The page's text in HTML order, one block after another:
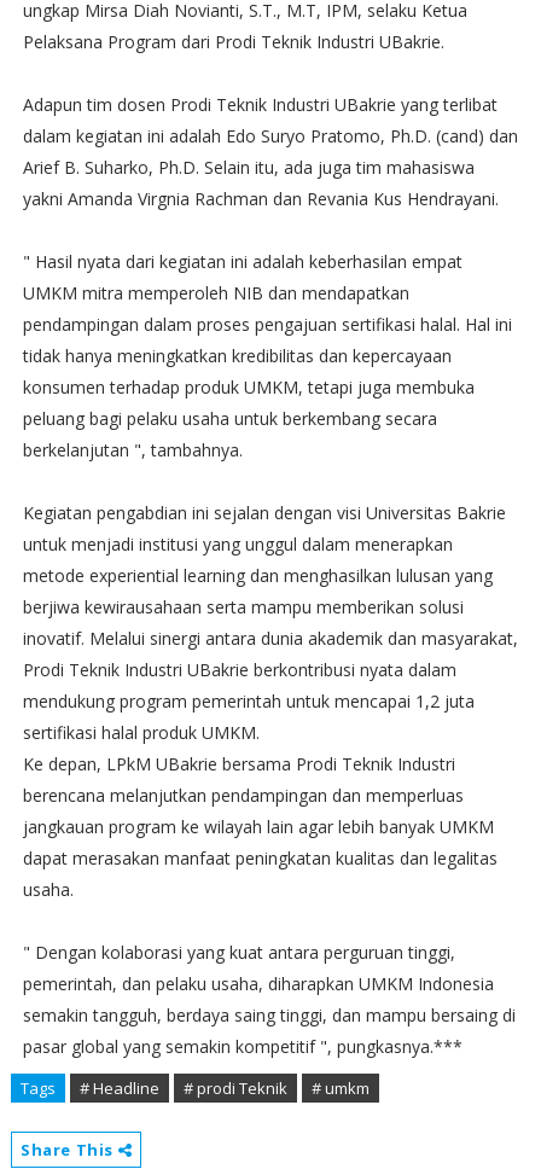
ungkap Mirsa Diah Novianti, S.T., M.T, IPM, selaku Ketua
Pelaksana Program dari Prodi Teknik Industri UBakrie.
Adapun tim dosen Prodi Teknik Industri UBakrie yang terlibat
dalam kegiatan ini adalah Edo Suryo Pratomo, Ph.D. (cand) dan
Arief B. Suharko, Ph.D. Selain itu, ada juga tim mahasiswa
yakni Amanda Virgnia Rachman dan Revania Kus Hendrayani.
" Hasil nyata dari kegiatan ini adalah keberhasilan empat
UMKM mitra memperoleh NIB dan mendapatkan
pendampingan dalam proses pengajuan sertifikasi halal. Hal ini
tidak hanya meningkatkan kredibilitas dan kepercayaan
konsumen terhadap produk UMKM, tetapi juga membuka
peluang bagi pelaku usaha untuk berkembang secara
berkelanjutan ", tambahnya.
Kegiatan pengabdian ini sejalan dengan visi Universitas Bakrie
untuk menjadi institusi yang unggul dalam menerapkan
metode experiential learning dan menghasilkan lulusan yang
berjiwa kewirausahaan serta mampu memberikan solusi
inovatif. Melalui sinergi antara dunia akademik dan masyarakat,
Prodi Teknik Industri UBakrie berkontribusi nyata dalam
mendukung program pemerintah untuk mencapai 1,2 juta
sertifikasi halal produk UMKM.
Ke depan, LPkM UBakrie bersama Prodi Teknik Industri
berencana melanjutkan pendampingan dan memperluas
jangkauan program ke wilayah lain agar lebih banyak UMKM
dapat merasakan manfaat peningkatan kualitas dan legalitas
usaha.
" Dengan kolaborasi yang kuat antara perguruan tinggi,
pemerintah, dan pelaku usaha, diharapkan UMKM Indonesia
semakin tangguh, berdaya saing tinggi, dan mampu bersaing di
pasar global yang semakin kompetitif ", pungkasnya.***
Tags # Headline # prodi Teknik # umkm
Share This